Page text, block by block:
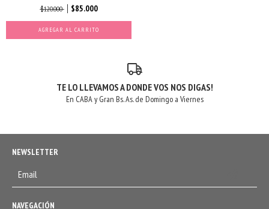
$120.000
$85.000
AGREGAR AL CARRITO
TE LO LLEVAMOS A DONDE VOS NOS DIGAS!
En CABA y Gran Bs. As. de Domingo a Viernes
NEWSLETTER
NAVEGACIÓN